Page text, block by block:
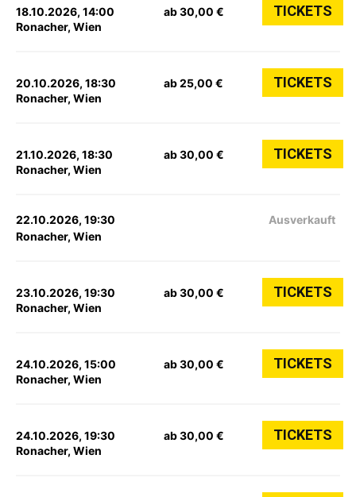
18.10.2026, 14:00
Ronacher, Wien
ab 30,00 € TICKETS
20.10.2026, 18:30
Ronacher, Wien
ab 25,00 € TICKETS
21.10.2026, 18:30
Ronacher, Wien
ab 30,00 € TICKETS
22.10.2026, 19:30
Ronacher, Wien
Ausverkauft
23.10.2026, 19:30
Ronacher, Wien
ab 30,00 € TICKETS
24.10.2026, 15:00
Ronacher, Wien
ab 30,00 € TICKETS
24.10.2026, 19:30
Ronacher, Wien
ab 30,00 € TICKETS